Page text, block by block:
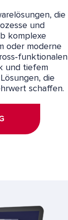
die
und
komplexe
oder moderne
und tiefem
die
schaffen.